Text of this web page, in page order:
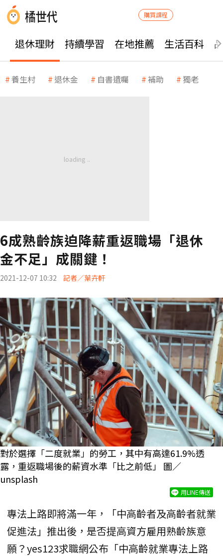
購買課程
退休理財 持續學習 在地推薦 生活百科
養生村 退休金 自書遺囑 補助 獨老
6成熟齡族迫降薪重返職場「退休
金不足」成關鍵！
2021-12-07 10:32 記者／葉卉軒
對於選擇「二度就業」的勞工，其中有高達61.9%透
露，重返職場後的薪資水準「比之前低」 圖／
unsplash
用LINE傳送
專法上路即將滿一年，「中高齡者及高齡者就業
促進法」推出後，是否提高資方雇用熟齡族意
願？yes123求職網公布「中高齡就業專法上路